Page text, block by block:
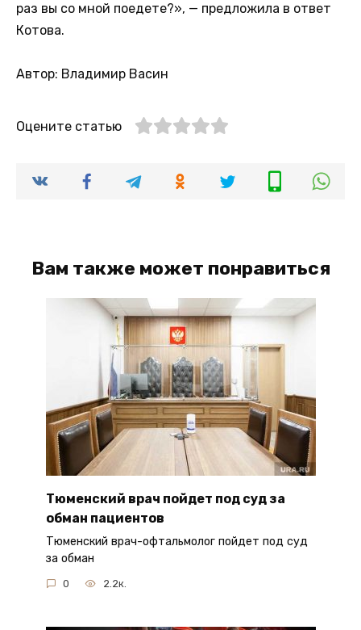
раз вы со мной поедете?», — предложила в ответ
Котова.
Автор: Владимир Васин
Оцените статью
Вам также может понравиться
Тюменский врач пойдет под суд за
обман пациентов
Тюменский врач-офтальмолог пойдет под суд
за обман
0 2.2к.